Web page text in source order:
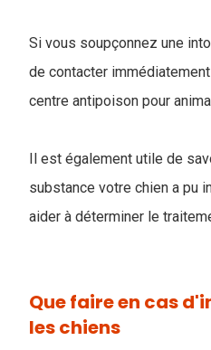
Si vous soupçonnez une
de contacter
centre antipoison pour
Il est également utile de
substance votre chien a pu
aider à déterminer le
Que faire en cas
les chiens